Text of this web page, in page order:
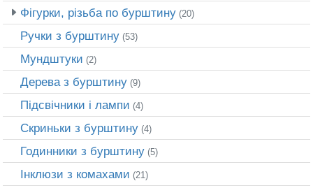
Фігурки, різьба по бурштину (20)
Ручки з бурштину (53)
Мундштуки (2)
Дерева з бурштину (9)
Підсвічники і лампи (4)
Скриньки з бурштину (4)
Годинники з бурштину (5)
Інклюзи з комахами (21)